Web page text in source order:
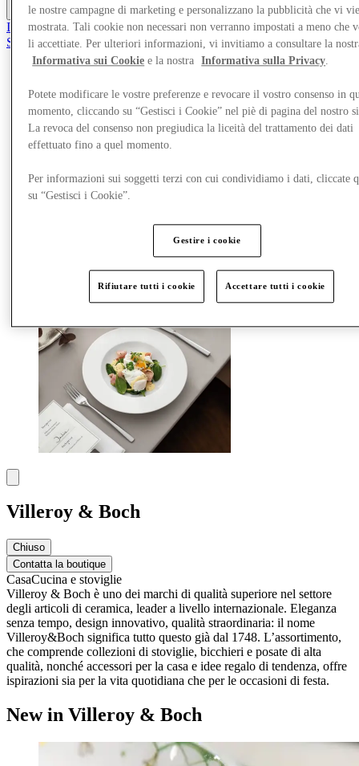
Altro
Il Club
Salvata
Offerte
Eventi
Pianifica la tua visita
Ristoranti
Ricerca di lavoro
Gift Card
Villeroy & Boch
Chiuso
Contatta la boutique
CasaCucina e stoviglie
Villeroy & Boch è uno dei marchi di qualità superiore nel settore
degli articoli di ceramica, leader a livello internazionale. Eleganza
senza tempo, design innovativo, qualità straordinaria: il nome
Villeroy&Boch significa tutto questo già dal 1748. L’assortimento,
che comprende collezioni di stoviglie, bicchieri e posate di alta
qualità, nonché accessori per la casa e idee regalo di tendenza, offre
ispirazioni sia per la vita quotidiana che per le occasioni di festa.
New in Villeroy & Boch
le nostre campagne di marketing e personalizzano la pubblicità che vi
mostrata. Tali cookie non necessari non verranno impostati a meno che
li accettiate. Per ulteriori informazioni, vi invitiamo a consultare la
Informativa sui Cookie e la nostra Informativa sulla Privacy.
Potete modificare le vostre preferenze e revocare il vostro consenso in
momento, cliccando su “Gestisci i Cookie” nel piè di pagina del nostro
La revoca del consenso non pregiudica la liceità del trattamento dei dati
effettuato fino a quel momento.
Per informazioni sui soggetti terzi con cui condividiamo i dati, cliccate
su “Gestisci i Cookie”.
Gestire i cookie
Rifiutare tutti i cookie Accettare tutti i cookie